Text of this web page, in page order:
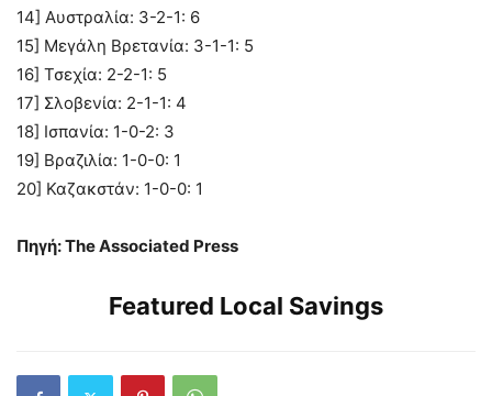
14] Αυστραλία: 3-2-1: 6
15] Μεγάλη Βρετανία: 3-1-1: 5
16] Τσεχία: 2-2-1: 5
17] Σλοβενία: 2-1-1: 4
18] Ισπανία: 1-0-2: 3
19] Βραζιλία: 1-0-0: 1
20] Καζακστάν: 1-0-0: 1
Πηγή: The Associated Press
Featured Local Savings